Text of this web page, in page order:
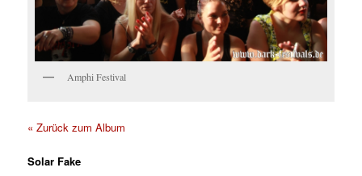
Amphi Festival
« Zurück zum Album
Solar Fake